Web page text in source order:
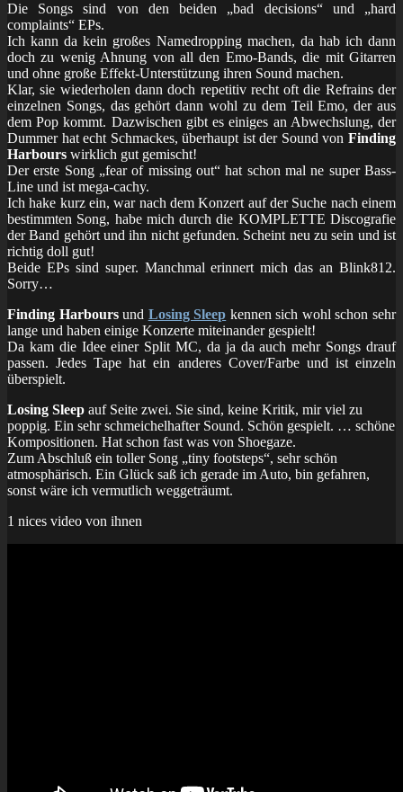
Die Songs sind von den beiden „bad decisions“ und „hard
complaints“ EPs.
Ich kann da kein großes Namedropping machen, da hab ich dann
doch zu wenig Ahnung von all den Emo-Bands, die mit Gitarren
und ohne große Effekt-Unterstützung ihren Sound machen.
Klar, sie wiederholen dann doch repetitiv recht oft die Refrains der
einzelnen Songs, das gehört dann wohl zu dem Teil Emo, der aus
dem Pop kommt. Dazwischen gibt es einiges an Abwechslung, der
Dummer hat echt Schmackes, überhaupt ist der Sound von Finding
Harbours wirklich gut gemischt!
Der erste Song „fear of missing out“ hat schon mal ne super Bass-
Line und ist mega-cachy.
Ich hake kurz ein, war nach dem Konzert auf der Suche nach einem
bestimmten Song, habe mich durch die KOMPLETTE Discografie
der Band gehört und ihn nicht gefunden. Scheint neu zu sein und ist
richtig doll gut!
Beide EPs sind super. Manchmal erinnert mich das an Blink812.
Sorry…
Finding Harboursund Losing Sleep kennen sich wohl schon sehr
lange und haben einige Konzerte miteinander gespielt!
Da kam die Idee einer Split MC, da ja da auch mehr Songs drauf
passen. Jedes Tape hat ein anderes Cover/Farbe und ist einzeln
überspielt.
Losing Sleep auf Seite zwei. Sie sind, keine Kritik, mir viel zu
poppig. Ein sehr schmeichelhafter Sound. Schön gespielt. … schöne
Kompositionen. Hat schon fast was von Shoegaze.
Zum Abschluß ein toller Song „tiny footsteps“, sehr schön
atmosphärisch. Ein Glück saß ich gerade im Auto, bin gefahren,
sonst wäre ich vermutlich weggeträumt.
1 nices video von ihnen